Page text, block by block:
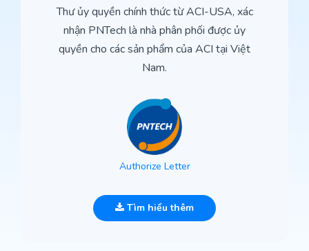
Thư ủy quyền chính thức từ ACI-USA, xác
nhận PNTech là nhà phân phối được ủy
quyền cho các sản phẩm của ACI tại Việt
Nam.
Authorize Letter
Tìm hiểu thêm